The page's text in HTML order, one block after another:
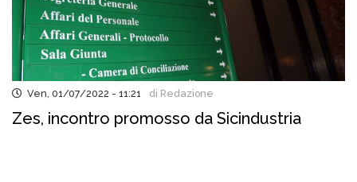
Ven, 01/07/2022 - 11:21 di Redazione
Zes, incontro promosso da Sicindustria